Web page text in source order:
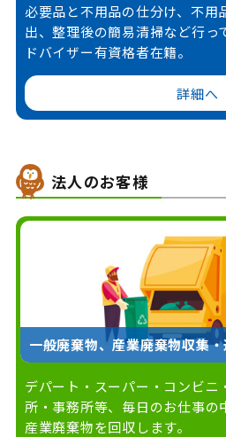
必要品と不用品の仕分け、不用
出、整理後の簡易清掃など行っ
ドバイザー有資格者在籍。
詳細へ
法人のお客様
一般廃棄物、産業廃棄物収集
デパート・スーパー・コンビニ
所・事務所等、毎日のお仕事の
産業廃棄物を回収します。